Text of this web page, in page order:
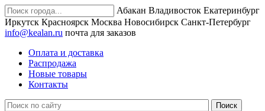
Абакан Владивосток Екатеринбург
Иркутск Красноярск Москва Новосибирск Санкт-Петербург
info@kealan.ru почта для заказов
Оплата и доставка
Распродажа
Новые товары
Контакты